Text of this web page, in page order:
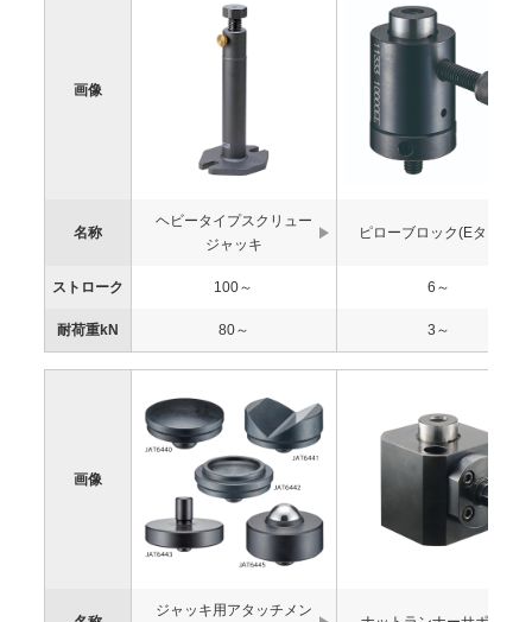
画像
名称
ヘビータイプスクリュー
ジャッキ
ピローブロック(Eタイプ)
ストローク 100～ 6～
耐荷重kN 80～ 3～
画像
ジャッキ用アタッチメン